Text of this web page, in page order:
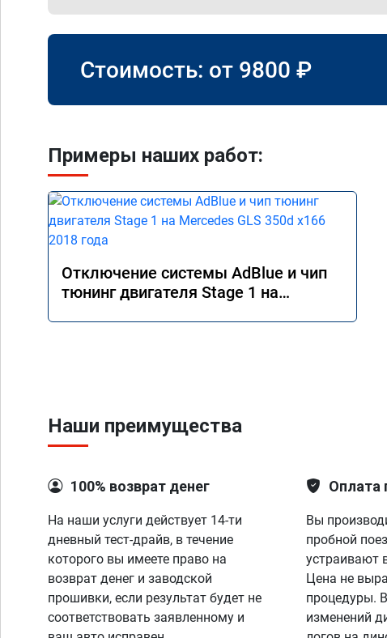
Стоимость: от 9800 ₽
Примеры наших работ:
Отключение системы AdBlue и чип
тюнинг двигателя Stage 1 на
Наши преимущества
100% возврат денег
На наши услуги действует 14-ти
дневный тест-драйв, в течение
которого вы имеете право на
возврат денег и заводской
прошивки, если результат будет не
соответствовать заявленному и
Оплата
Вы
пробной
устраивают
Цена не
процедуры.
изменений